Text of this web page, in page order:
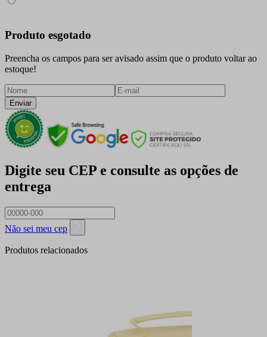
Produto esgotado
Preencha os campos para ser avisado assim que o produto voltar ao
estoque!
Enviar
Digite seu CEP e consulte as opções de
entrega
Não sei meu cep
Produtos relacionados